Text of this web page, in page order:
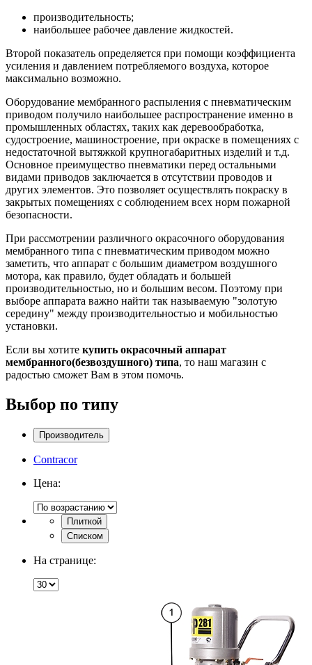
производительность;
наибольшее рабочее давление жидкостей.
Второй показатель определяется при помощи коэффициента
усиления и давлением потребляемого воздуха, которое
максимально возможно.
Оборудование мембранного распыления с пневматическим
приводом получило наибольшее распространение именно в
промышленных областях, таких как деревообработка,
судостроение, машиностроение, при окраске в помещениях с
недостаточной вытяжкой крупногабаритных изделий и т.д.
Основное преимущество пневматики перед остальными
видами приводов заключается в отсутствии проводов и
других элементов. Это позволяет осуществлять покраску в
закрытых помещениях с соблюдением всех норм пожарной
безопасности.
При рассмотрении различного окрасочного оборудования
мембранного типа с пневматическим приводом можно
заметить, что аппарат с большим диаметром воздушного
мотора, как правило, будет обладать и большей
производительностью, но и большим весом. Поэтому при
выборе аппарата важно найти так называемую "золотую
середину" между производительностью и мобильностью
установки.
Если вы хотите купить окрасочный аппарат
мембранного(безвоздушного) типа, то наш магазин с
радостью сможет Вам в этом помочь.
Выбор по типу
Производитель
Contracor
Цена:
Плиткой
Списком
На странице: